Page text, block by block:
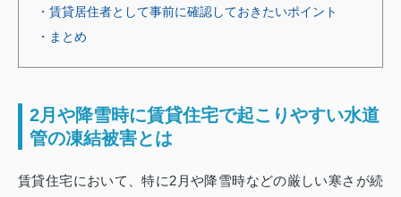
・賃貸居住者として事前に確認しておきたいポイント
・まとめ
2月や降雪時に賃貸住宅で起こりやすい水道
管の凍結被害とは
賃貸住宅において、特に2月や降雪時などの厳しい寒さが続